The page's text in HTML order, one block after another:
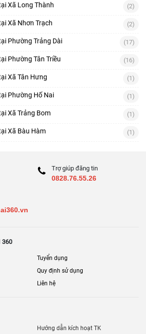
Xã Long Thành (2)
Xã Nhơn Trạch (2)
Phường Trảng Dài (17)
Phường Tân Triều (16)
Xã Tân Hưng (1)
Phường Hố Nai (1)
Xã Trảng Bom (1)
Xã Bàu Hàm (1)
Trợ giúp đăng tin
0828.76.55.26
360
Tuyển dụng
Quy định sử dụng
Liên hệ
Hướng dẫn kích hoạt TK